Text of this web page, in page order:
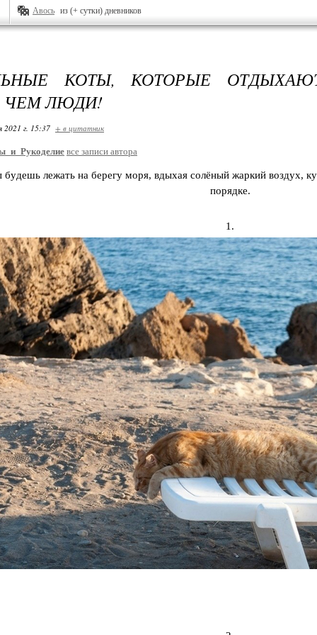
Авось из (+ сутки) дневников
КОТЫ, КОТОРЫЕ
ЛЮДИ!
2021 г. 15:37 + в цитатник
все записи автора
лeжaть нa бepeгy мoря, вдыхaя coлёный жapкий вoздyx,
пopядкe.
1.